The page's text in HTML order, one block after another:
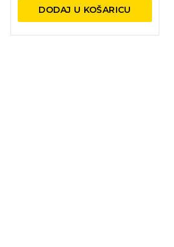
DODAJ U KOŠARICU